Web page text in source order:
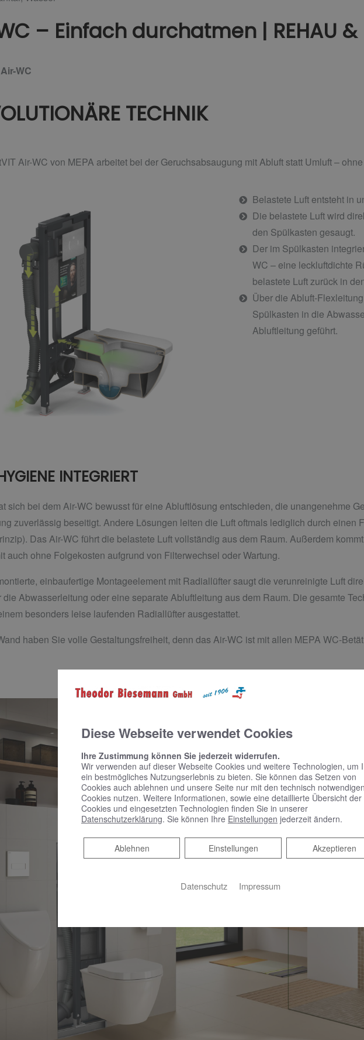
– Einfach durchatmen | REHAU &
WC
TECHNIK
Air-WC von MEPA arbeitet bei der Geruchsabsaugung mit Abluft statt Umluft –
Belastete Luft entsteht in
Die belastete Luft wird
den Spülkasten gesaugt.
Der im Spülkasten
WC – eine leckluftdichte
belastete Luft zurück in
Über die Abluft-
Spülkasten in die
Abluftleitung geführt.
INTEGRIERT
sich bei dem Air-WC bewusst für eine Abluftlösung entschieden, die unangenehme
zuverlässig beseitigt. Andere Lösungen leiten die Luft oftmals lediglich durch einen
Das Air-WC führt die belastete Luft vollständig aus dem Raum. Außerdem
auch ohne Folgekosten aufgrund von Filterwechsel oder Wartung.
einbaufertige Montageelement mit Radiallüfter saugt die verunreinigte Luft
die Abwasserleitung oder eine separate Abluftleitung aus dem Raum. Die gesamte
besonders leise laufenden Radiallüfter ausgestattet.
haben Sie volle Gestaltungsfreiheit, denn das Air-WC ist mit allen MEPA WC-
Diese Webseite verwendet Cookies
Ihre Zustimmung können Sie jederzeit widerrufen.
Wir verwenden auf dieser Webseite Cookies und weitere Technologien, um
ein bestmögliches Nutzungserlebnis zu bieten. Sie können das Setzen von
Cookies auch ablehnen und unsere Seite nur mit den technisch
Cookies nutzen. Weitere Informationen, sowie eine detaillierte Übersicht der
Cookies und eingesetzten Technologien finden Sie in unserer
Datenschutzerklärung. Sie können Ihre Einstellungen jederzeit ändern.
Akzeptieren
Einstellungen
Ablehnen
Ablehnen
Datenschutz Impressum